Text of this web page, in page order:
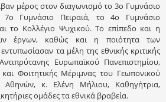
μέρος στον διαγωνισμό το 3ο Γυμνάσιο
Γυμνάσιο Πειραιά, το 4ο Γυμνάσιο
το Κολλέγιο Ψυχικού. Το επίπεδο και η
έργων, καθώς και η ποιότητα των
τα μέλη της εθνικής κριτικής
Ευρωπαϊκού Πανεπιστημίου,
και Φοιτητικής Μέριμνας του Γεωπονικού
Αθηνών, κ. Ελένη Μήλιου, Καθηγήτρια,
ομάδες τα εθνικά βραβεία.